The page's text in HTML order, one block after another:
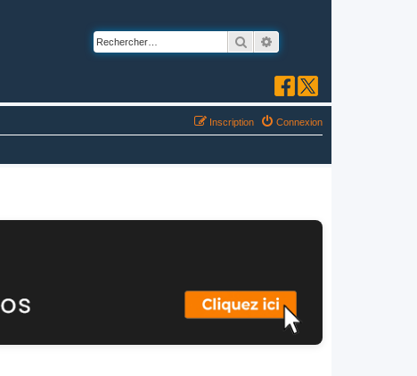
Rechercher
Connexion
Inscription